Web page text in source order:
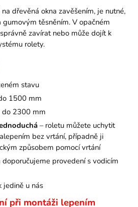
dřevěná okna zavěšením, je nutné,
těsněním. V opačném
zavírat nebo může dojít k
rolety.
stavu
1500 mm
2300 mm
– roletu můžete uchytit
bez vrtání, případně ji
způsobem pomocí vrtání
provedení s vodicím
jedině u nás
při montáži lepením